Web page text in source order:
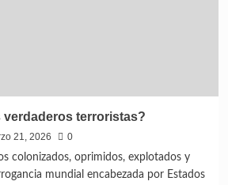
verdaderos terroristas?
21, 2026
0
colonizados, oprimidos, explotados y
mundial encabezada por Estados